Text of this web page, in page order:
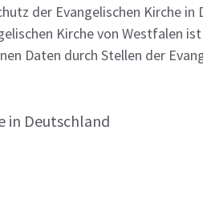
der Evangelischen Kirche in
Kirche von Westfalen
Daten durch Stellen der
in Deutschland